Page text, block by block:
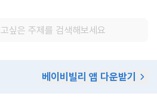
베이비빌리 앱 다운받기